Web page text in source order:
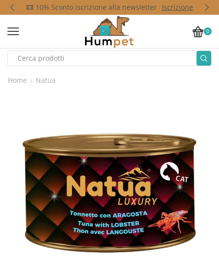
10% Sconto iscrizione alla newsletter Iscrizione
0
Home Natua